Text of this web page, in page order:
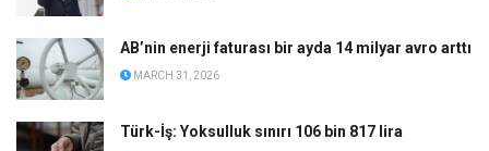
AB’nin enerji faturası bir ayda 14 milyar avro arttı
MARCH 31, 2026
Türk-İş: Yoksulluk sınırı 106 bin 817 lira